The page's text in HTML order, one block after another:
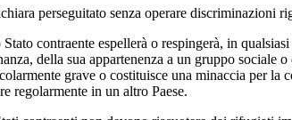
perseguitato senza operare discriminazioni
contraente espellerà o respingerà, in
della sua appartenenza a un gruppo
grave o costituisce una minaccia per la
regolarmente in un altro Paese.